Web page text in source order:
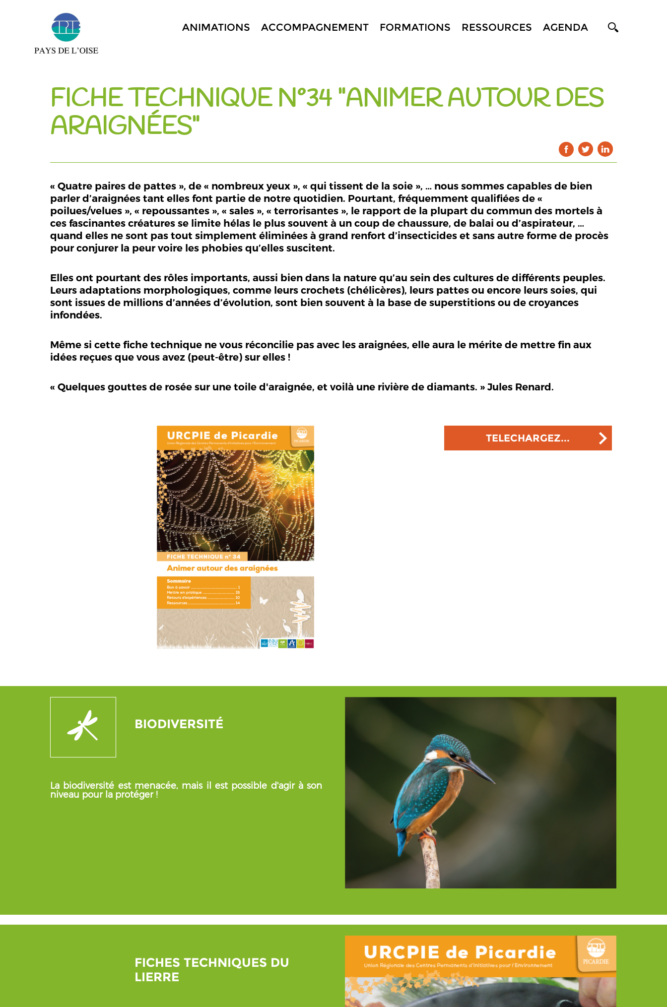
ANIMATIONS ACCOMPAGNEMENT FORMATIONS RESSOURCES AGENDA
FICHE TECHNIQUE N°34 "ANIMER AUTOUR DES
ARAIGNÉES"
« Quatre paires de pattes », de « nombreux yeux », « qui tissent de la soie », … nous sommes capables de bien
parler d’araignées tant elles font partie de notre quotidien. Pourtant, fréquemment qualifiées de «
poilues/velues », « repoussantes », « sales », « terrorisantes », le rapport de la plupart du commun des mortels à
ces fascinantes créatures se limite hélas le plus souvent à un coup de chaussure, de balai ou d’aspirateur, …
quand elles ne sont pas tout simplement éliminées à grand renfort d’insecticides et sans autre forme de procès
pour conjurer la peur voire les phobies qu’elles suscitent.
Elles ont pourtant des rôles importants, aussi bien dans la nature qu’au sein des cultures de différents peuples.
Leurs adaptations morphologiques, comme leurs crochets (chélicères), leurs pattes ou encore leurs soies, qui
sont issues de millions d’années d’évolution, sont bien souvent à la base de superstitions ou de croyances
infondées.
Même si cette fiche technique ne vous réconcilie pas avec les araignées, elle aura le mérite de mettre fin aux
idées reçues que vous avez (peut-être) sur elles !
« Quelques gouttes de rosée sur une toile d'araignée, et voilà une rivière de diamants. » Jules Renard.
TELECHARGEZ...
BIODIVERSITÉ
La biodiversité est menacée, mais il est possible d'agir à son
niveau pour la protéger !
FICHES TECHNIQUES DU
LIERRE